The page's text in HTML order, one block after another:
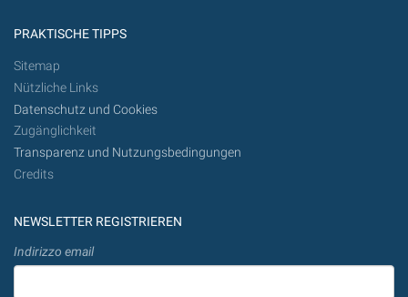
PRAKTISCHE TIPPS
Sitemap
Nützliche Links
Datenschutz und Cookies
Zugänglichkeit
Transparenz und Nutzungsbedingungen
Credits
NEWSLETTER REGISTRIEREN
Indirizzo email